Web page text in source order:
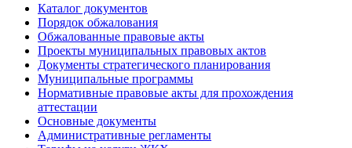
Каталог документов
Порядок обжалования
Обжалованные правовые акты
Проекты муниципальных правовых актов
Документы стратегического планирования
Муниципальные программы
Нормативные правовые акты для прохождения
аттестации
Основные документы
Административные регламенты